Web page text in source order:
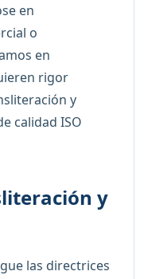
en
o
en
rigor
y
calidad ISO
y
las directrices